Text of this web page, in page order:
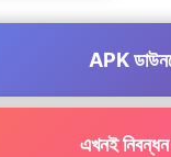
APK
এখনই